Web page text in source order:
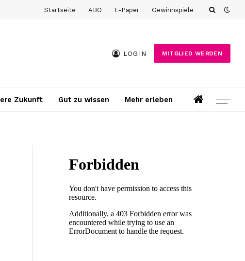
Startseite ABO E-Paper Gewinnspiele
LOGIN MITGLIED WERDEN
Zukunft Gut zu wissen Mehr erleben